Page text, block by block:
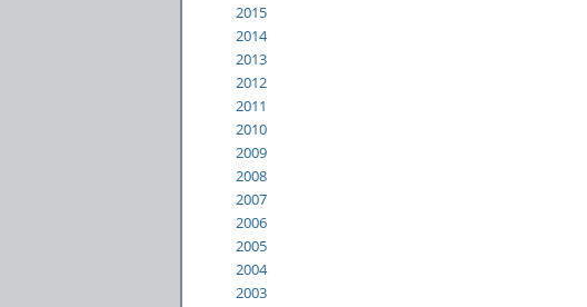
2015
2014
2013
2012
2011
2010
2009
2008
2007
2006
2005
2004
2003